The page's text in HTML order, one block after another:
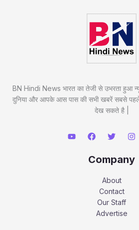
BN Hindi News भारत का तेजी से उभरता हुआ
दुनिया और आपके आस पास की सभी खबरें सबसे
देख सकते है |
Company
About
Contact
Our Staff
Advertise